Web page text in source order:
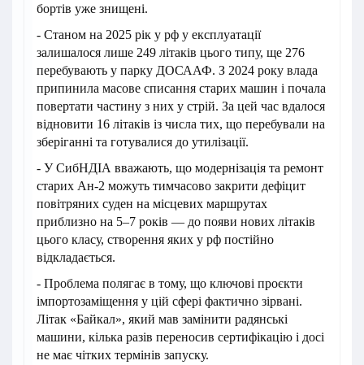
бортів уже знищені.
- Станом на 2025 рік у рф у експлуатації
залишалося лише 249 літаків цього типу, ще 276
перебувають у парку ДОСААФ. З 2024 року влада
припинила масове списання старих машин і почала
повертати частину з них у стрій. За цей час вдалося
відновити 16 літаків із числа тих, що перебували на
зберіганні та готувалися до утилізації.
- У СибНДІА вважають, що модернізація та ремонт
старих Ан-2 можуть тимчасово закрити дефіцит
повітряних суден на місцевих маршрутах
приблизно на 5–7 років — до появи нових літаків
цього класу, створення яких у рф постійно
відкладається.
- Проблема полягає в тому, що ключові проєкти
імпортозаміщення у цій сфері фактично зірвані.
Літак «Байкал», який мав замінити радянські
машини, кілька разів переносив сертифікацію і досі
не має чітких термінів запуску.